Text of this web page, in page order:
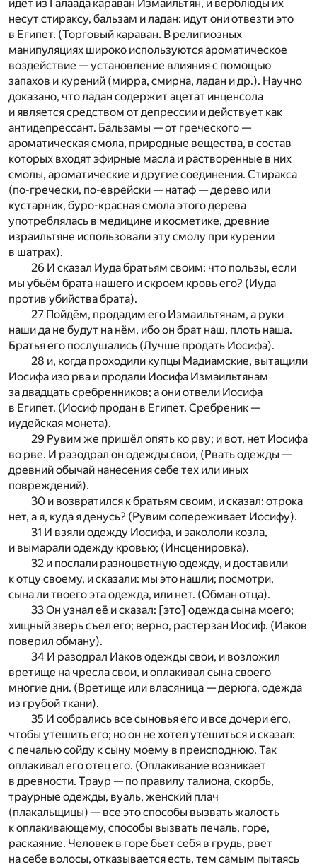
идёт из Галаада караван Измаильтян, и верблюды их
несут стираксу, бальзам и ладан: идут они отвезти это
в Египет. (Торговый караван. В религиозных
манипуляциях широко используются ароматическое
воздействие — установление влияния с помощью
запахов и курений (мирра, смирна, ладан и др.). Научно
доказано, что ладан содержит ацетат инценсола
и является средством от депрессии и действует как
антидепрессант. Бальзамы — от греческого —
ароматическая смола, природные вещества, в состав
которых входят эфирные масла и растворенные в них
смолы, ароматические и другие соединения. Стиракса
(по-гречески, по-еврейски — натаф — дерево или
кустарник, буро-красная смола этого дерева
употреблялась в медицине и косметике, древние
израильтяне использовали эту смолу при курении
в шатрах).
26 И сказал Иуда братьям своим: что пользы, если
мы убьём брата нашего и скроем кровь его? (Иуда
против убийства брата).
27 Пойдём, продадим его Измаильтянам, а руки
наши да не будут на нём, ибо он брат наш, плоть наша.
Братья его послушались (Лучше продать Иосифа).
28 и, когда проходили купцы Мадиамские, вытащили
Иосифа изо рва и продали Иосифа Измаильтянам
за двадцать сребренников; а они отвели Иосифа
в Египет. (Иосиф продан в Египет. Сребреник —
иудейская монета).
29 Рувим же пришёл опять ко рву; и вот, нет Иосифа
во рве. И разодрал он одежды свои, (Рвать одежды —
древний обычай нанесения себе тех или иных
повреждений).
30 и возвратился к братьям своим, и сказал: отрока
нет, а я, куда я денусь? (Рувим сопереживает Иосифу).
31 И взяли одежду Иосифа, и закололи козла,
и вымарали одежду кровью; (Инсценировка).
32 и послали разноцветную одежду, и доставили
к отцу своему, и сказали: мы это нашли; посмотри,
сына ли твоего эта одежда, или нет. (Обман отца).
33 Он узнал её и сказал: [это] одежда сына моего;
хищный зверь съел его; верно, растерзан Иосиф. (Иаков
поверил обману).
34 И разодрал Иаков одежды свои, и возложил
вретище на чресла свои, и оплакивал сына своего
многие дни. (Вретище или власяница — дерюга, одежда
из грубой ткани).
35 И собрались все сыновья его и все дочери его,
чтобы утешить его; но он не хотел утешиться и сказал:
с печалью сойду к сыну моему в преисподнюю. Так
оплакивал его отец его. (Оплакивание возникает
в древности. Траур — по правилу талиона, скорбь,
траурные одежды, вуаль, женский плач
(плакальщицы) — все это способы вызвать жалость
к оплакивающему, способы вызвать печаль, горе,
раскаяние. Человек в горе бьет себя в грудь, рвет
на себе волосы, отказывается есть, тем самым пытаясь